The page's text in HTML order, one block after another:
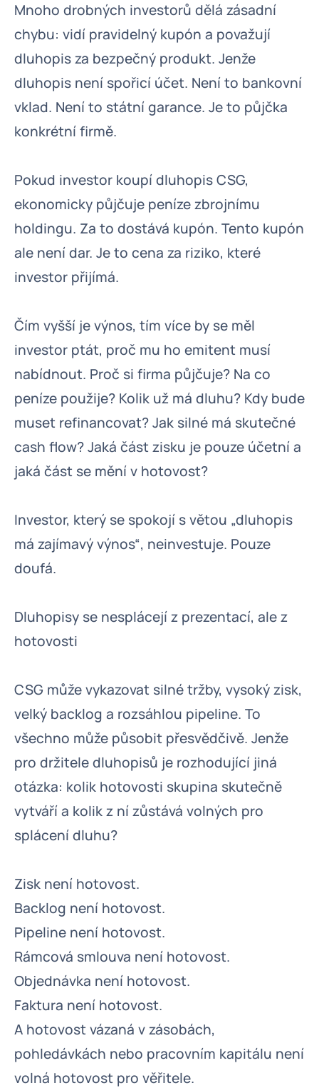
Mnoho drobných investorů dělá zásadní
chybu: vidí pravidelný kupón a považují
dluhopis za bezpečný produkt. Jenže
dluhopis není spořicí účet. Není to bankovní
vklad. Není to státní garance. Je to půjčka
konkrétní firmě.
Pokud investor koupí dluhopis CSG,
ekonomicky půjčuje peníze zbrojnímu
holdingu. Za to dostává kupón. Tento kupón
ale není dar. Je to cena za riziko, které
investor přijímá.
Čím vyšší je výnos, tím více by se měl
investor ptát, proč mu ho emitent musí
nabídnout. Proč si firma půjčuje? Na co
peníze použije? Kolik už má dluhu? Kdy bude
muset refinancovat? Jak silné má skutečné
cash flow? Jaká část zisku je pouze účetní a
jaká část se mění v hotovost?
Investor, který se spokojí s větou „dluhopis
má zajímavý výnos“, neinvestuje. Pouze
doufá.
Dluhopisy se nesplácejí z prezentací, ale z
hotovosti
CSG může vykazovat silné tržby, vysoký zisk,
velký backlog a rozsáhlou pipeline. To
všechno může působit přesvědčivě. Jenže
pro držitele dluhopisů je rozhodující jiná
otázka: kolik hotovosti skupina skutečně
vytváří a kolik z ní zůstává volných pro
splácení dluhu?
Zisk není hotovost.
Backlog není hotovost.
Pipeline není hotovost.
Rámcová smlouva není hotovost.
Objednávka není hotovost.
Faktura není hotovost.
A hotovost vázaná v zásobách,
pohledávkách nebo pracovním kapitálu není
volná hotovost pro věřitele.